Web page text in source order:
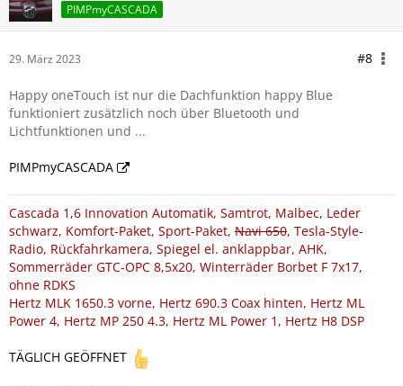
PIMPmyCASCADA
29. März 2023 #8
Happy oneTouch ist nur die Dachfunktion happy Blue
funktioniert zusätzlich noch über Bluetooth und
Lichtfunktionen und ...
PIMPmyCASCADA
Cascada 1,6 Innovation Automatik, Samtrot, Malbec, Leder
schwarz, Komfort-Paket, Sport-Paket, Navi 650, Tesla-Style-
Radio, Rückfahrkamera, Spiegel el. anklappbar, AHK,
Sommerräder GTC-OPC 8,5x20, Winterräder Borbet F 7x17,
ohne RDKS
Hertz MLK 1650.3 vorne, Hertz 690.3 Coax hinten, Hertz ML
Power 4, Hertz MP 250 4.3, Hertz ML Power 1, Hertz H8 DSP
TÄGLICH GEÖFFNET